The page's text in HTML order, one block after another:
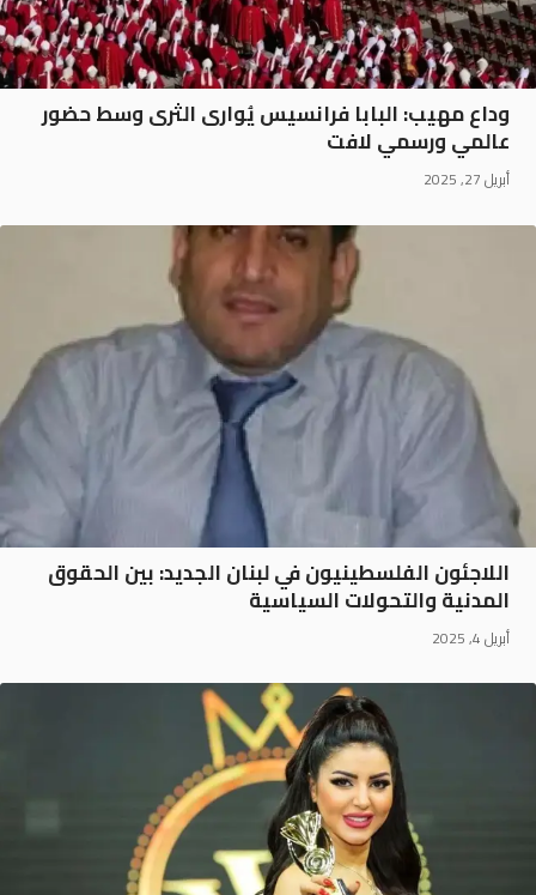
وداع مهيب: البابا فرانسيس يُوارى الثرى وسط حضور
عالمي ورسمي لافت
أبريل 27, 2025
اللاجئون الفلسطينيون في لبنان الجديد: بين الحقوق
المدنية والتحولات السياسية
أبريل 4, 2025